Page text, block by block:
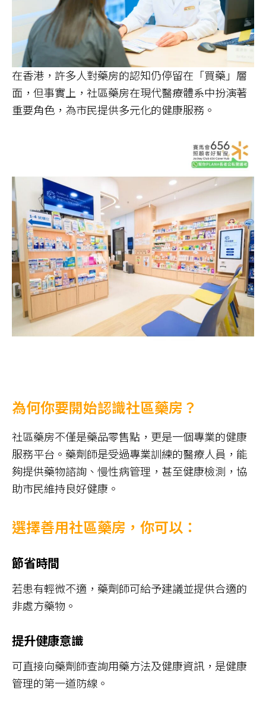
在香港，許多人對藥房的認知仍停留在「買藥」層
面，但事實上，社區藥房在現代醫療體系中扮演著
重要角色，為市民提供多元化的健康服務。
為何你要開始認識社區藥房？
社區藥房不僅是藥品零售點，更是一個專業的健康
服務平台。藥劑師是受過專業訓練的醫療人員，能
夠提供藥物諮詢、慢性病管理，甚至健康檢測，協
助市民維持良好健康。
選擇善用社區藥房，你可以：
節省時間
若患有輕微不適，藥劑師可給予建議並提供合適的
非處方藥物。
提升健康意識
可直接向藥劑師查詢用藥方法及健康資訊，是健康
管理的第一道防線。